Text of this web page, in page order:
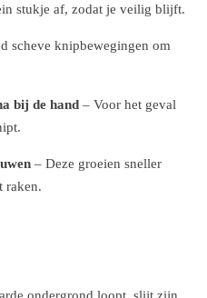
stukje af, zodat je veilig blijft.
scheve knipbewegingen om
bij de hand– Voor het geval
– Deze groeien sneller
raken.
ondergrond loopt, slijt zijn